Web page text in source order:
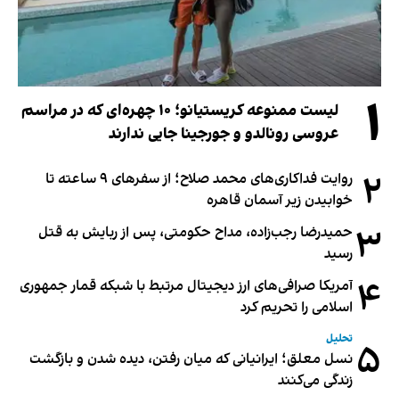
۱
لیست ممنوعه کریستیانو؛ ۱۰ چهره‌ای که در مراسم
عروسی رونالدو و جورجینا جایی ندارند
۲
روایت فداکاری‌های محمد صلاح؛ از سفرهای ۹ ساعته تا
خوابیدن زیر آسمان قاهره
۳ حمیدرضا رجب‌زاده، مداح حکومتی، پس از ربایش به قتل
رسید
۴ آمریکا صرافی‌های ارز دیجیتال مرتبط با شبکه قمار جمهوری
اسلامی را تحریم کرد
۵ تحلیل
نسل معلق؛ ایرانیانی که میان رفتن، دیده شدن و بازگشت
زندگی می‌کنند